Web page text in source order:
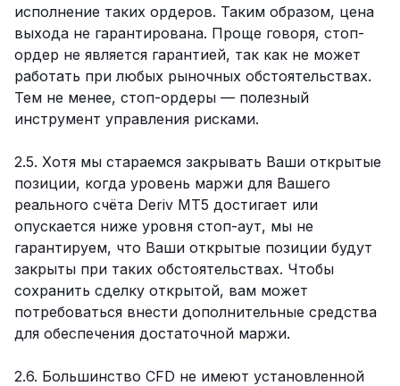
исполнение таких ордеров. Таким образом, цена
выхода не гарантирована. Проще говоря, стоп-
ордер не является гарантией, так как не может
работать при любых рыночных обстоятельствах.
Тем не менее, стоп-ордеры — полезный
инструмент управления рисками.
2.5. Хотя мы стараемся закрывать Ваши открытые
позиции, когда уровень маржи для Вашего
реального счёта Deriv MT5 достигает или
опускается ниже уровня стоп-аут, мы не
гарантируем, что Ваши открытые позиции будут
закрыты при таких обстоятельствах. Чтобы
сохранить сделку открытой, вам может
потребоваться внести дополнительные средства
для обеспечения достаточной маржи.
2.6. Большинство CFD не имеют установленной